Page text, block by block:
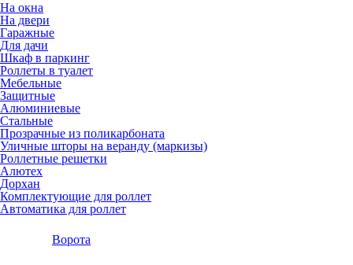
На окна
На двери
Гаражные
Для дачи
Шкаф в паркинг
Роллеты в туалет
Мебельные
Защитные
Алюминиевые
Стальные
Прозрачные из поликарбоната
Уличные шторы на веранду (маркизы)
Роллетные решетки
Алютех
Дорхан
Комплектующие для роллет
Автоматика для роллет
Ворота